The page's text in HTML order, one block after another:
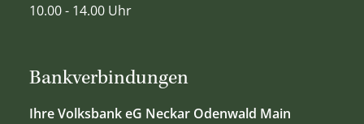
Bankverbindungen
Ihre Volksbank eG Neckar Odenwald Main
10.00 - 14.00 Uhr